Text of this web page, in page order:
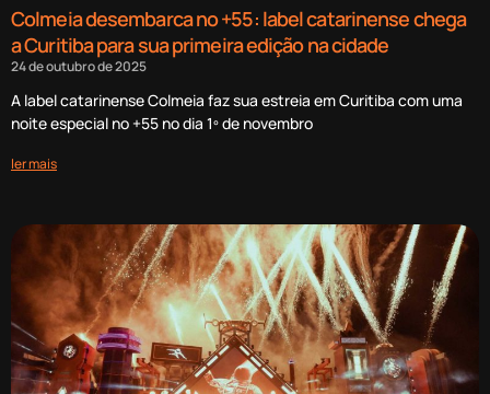
Colmeia desembarca no +55: label catarinense chega
a Curitiba para sua primeira edição na cidade
24 de outubro de 2025
A label catarinense Colmeia faz sua estreia em Curitiba com uma
noite especial no +55 no dia 1º de novembro
ler mais